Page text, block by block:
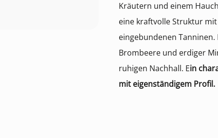
Kräutern und einem
eine kraftvolle Struktur
eingebundenen
Brombeere und erdiger
ruhigen Nachhall. Ein
mit eigenständigem Profil.